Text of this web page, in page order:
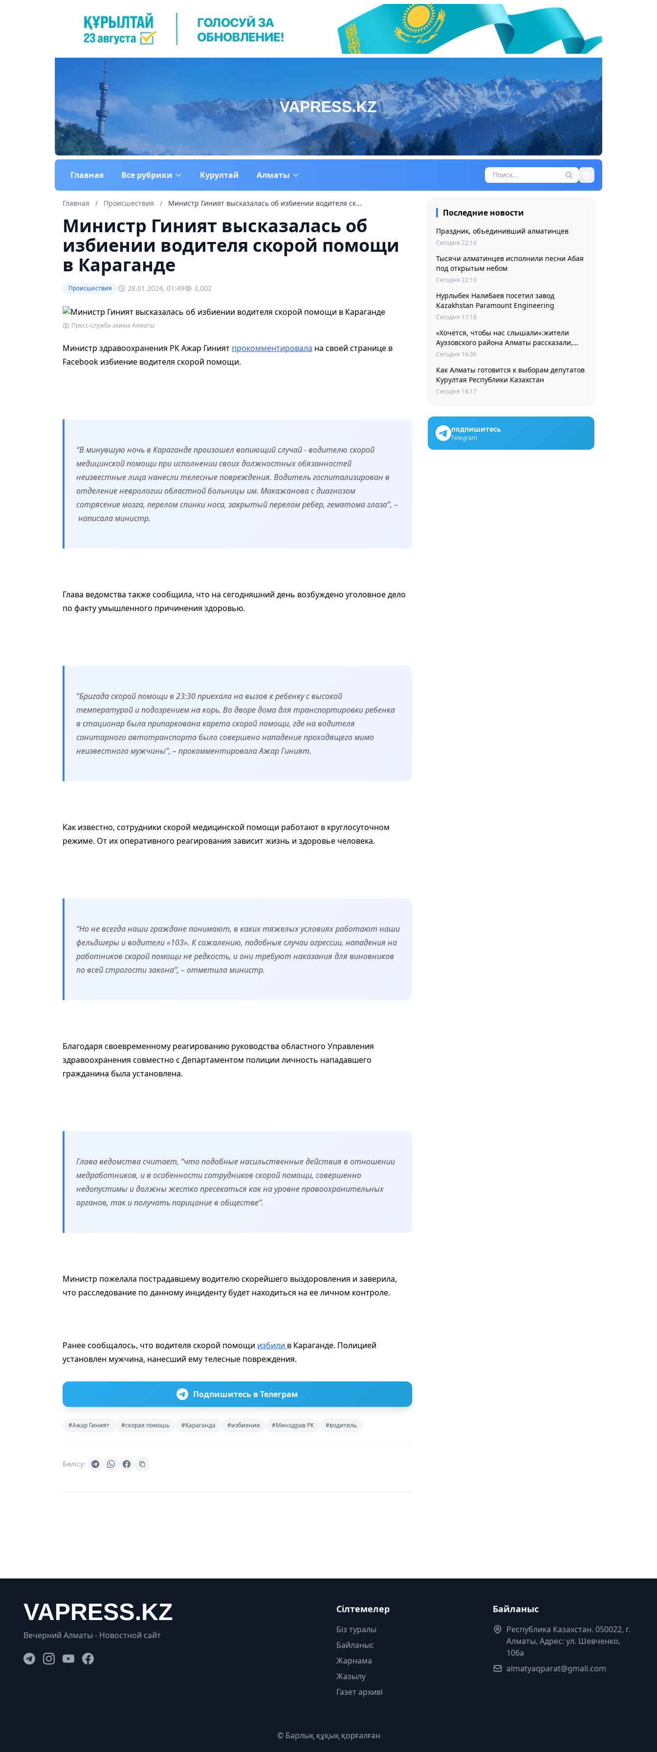
Главная Все рубрики Курултай Алматы
Главная / Происшествия / Министр Гиният высказалась об избиении водителя ск...
Министр Гиният высказалась об
избиении водителя скорой помощи
в Караганде
Происшествия 28.01.2024, 01:49 3,002
Пресс-служба акима Алматы
Министр здравоохранения РК Ажар Гиният прокомментировала на своей странице в
Facebook избиение водителя скорой помощи.
“В минувшую ночь в Караганде произошел вопиющий случай - водителю скорой
медицинской помощи при исполнении своих должностных обязанностей
неизвестные лица нанесли телесные повреждения. Водитель госпитализирован в
отделение неврологии областной больницы им. Макажанова с диагнозом
сотрясение мозга, перелом спинки носа, закрытый перелом ребер, гематома глаза”, –
написала министр.
Глава ведомства также сообщила, что на сегодняшний день возбуждено уголовное дело
по факту умышленного причинения здоровью.
“Бригада скорой помощи в 23:30 приехала на вызов к ребенку с высокой
температурой и подозрением на корь. Во дворе дома для транспортировки ребенка
в стационар была припаркована карета скорой помощи, где на водителя
санитарного автотранспорта было совершено нападение проходящего мимо
неизвестного мужчины”, – прокомментировала Ажар Гиният.
Как известно, сотрудники скорой медицинской помощи работают в круглосуточном
режиме. От их оперативного реагирования зависит жизнь и здоровье человека.
“Но не всегда наши граждане понимают, в каких тяжелых условиях работают наши
фельдшеры и водители «103». К сожалению, подобные случаи агрессии, нападения на
работников скорой помощи не редкость, и они требуют наказания для виновников
по всей строгости закона”, – отметила министр.
Благодаря своевременному реагированию руководства областного Управления
здравоохранения совместно с Департаментом полиции личность нападавшего
гражданина была установлена.
Глава ведомства считает, “что подобные насильственные действия в отношении
медработников, и в особенности сотрудников скорой помощи, совершенно
недопустимы и должны жестко пресекаться как на уровне правоохранительных
органов, так и получать порицание в обществе”.
Министр пожелала пострадавшему водителю скорейшего выздоровления и заверила,
что расследование по данному инциденту будет находиться на ее личном контроле.
Ранее сообщалось, что водителя скорой помощи избили в Караганде. Полицией
установлен мужчина, нанесший ему телесные повреждения.
Подпишитесь в Телеграм
#Ажар Гиният #скорая помошь #Караганда #избиение #Минздрав РК #водитель
Бөлісу:
Последние новости
Праздник, объединивший алматинцев
Сегодня 22:14
Тысячи алматинцев исполнили песни Абая
под открытым небом
Сегодня 22:10
Нурлыбек Налибаев посетил завод
Kazakhstan Paramount Engineering
Сегодня 17:18
«Хочется, чтобы нас слышали»:жители
Ауэзовского района Алматы рассказали,
чего ждут от выборов депутатов Курултая
Сегодня 16:36
Как Алматы готовится к выборам депутатов
Курултая Республики Казахстан
Сегодня 16:17
подпишитесь
Telegram
Вечерний Алматы - Новостной сайт
Сілтемелер
Біз туралы
Байланыс
Жарнама
Жазылу
Газет архиві
Байланыс
Республика Казахстан. 050022, г.
Алматы, Адрес: ул. Шевченко,
106а
almatyaqparat@gmail.com
© Барлық құқық қорғалған